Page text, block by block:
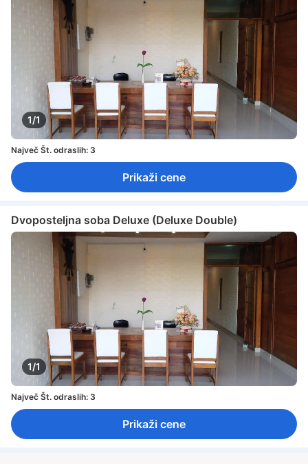
1/1
Največ Št. odraslih: 3
Prikaži cene
Dvoposteljna soba Deluxe (Deluxe Double)
1/1
Največ Št. odraslih: 3
Prikaži cene